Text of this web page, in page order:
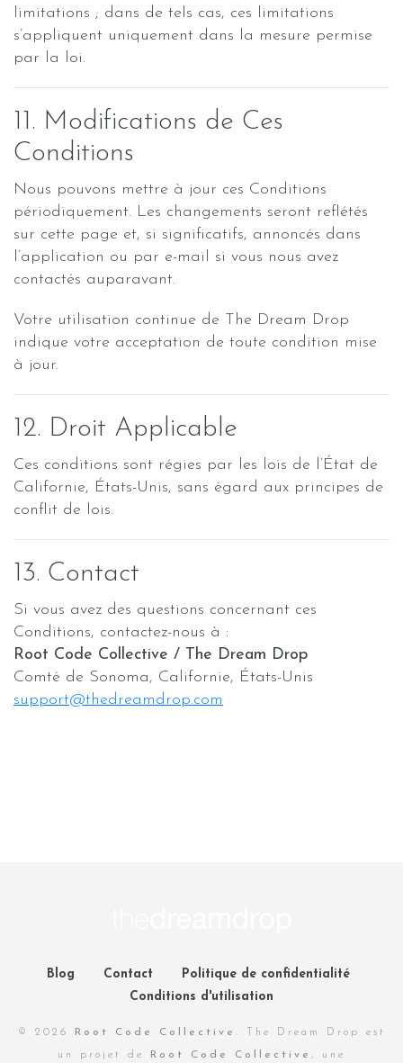
limitations ; dans de tels cas, ces limitations
s’appliquent uniquement dans la mesure permise
par la loi.
11. Modifications de Ces
Conditions
Nous pouvons mettre à jour ces Conditions
périodiquement. Les changements seront reflétés
sur cette page et, si significatifs, annoncés dans
l’application ou par e-mail si vous nous avez
contactés auparavant.
Votre utilisation continue de The Dream Drop
indique votre acceptation de toute condition mise
à jour.
12. Droit Applicable
Ces conditions sont régies par les lois de l’État de
Californie, États-Unis, sans égard aux principes de
conflit de lois.
13. Contact
Si vous avez des questions concernant ces
Conditions, contactez-nous à :
Root Code Collective / The Dream Drop
Comté de Sonoma, Californie, États-Unis
support@thedreamdrop.com
Blog Contact
Politique de confidentialité
Conditions d'utilisation
© 2026 Root Code Collective . The Dream Drop est
un projet de Root Code Collective , une